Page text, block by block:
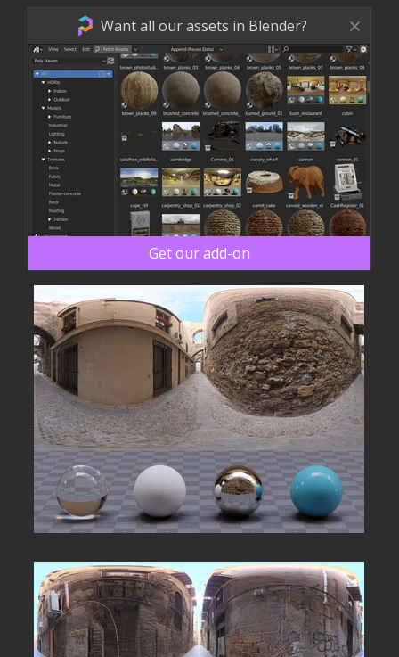
Want all our assets in Blender?
Get our add-on